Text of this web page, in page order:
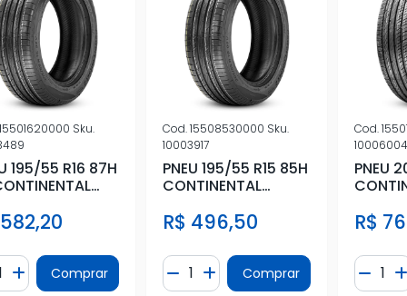
Sku.
195/55 R16 87H
Quantidade
Adicionar Quantidade
Comprar
Cod.15508530000 Sku.
10003917
PNEU 195/55 R15 85H
CONTINENTAL
R$ 496,50
Diminuir Quantidade
Quantidade
Adicionar Quantidade
Comprar
Cod.
10006004
PNEU
ACT
R$